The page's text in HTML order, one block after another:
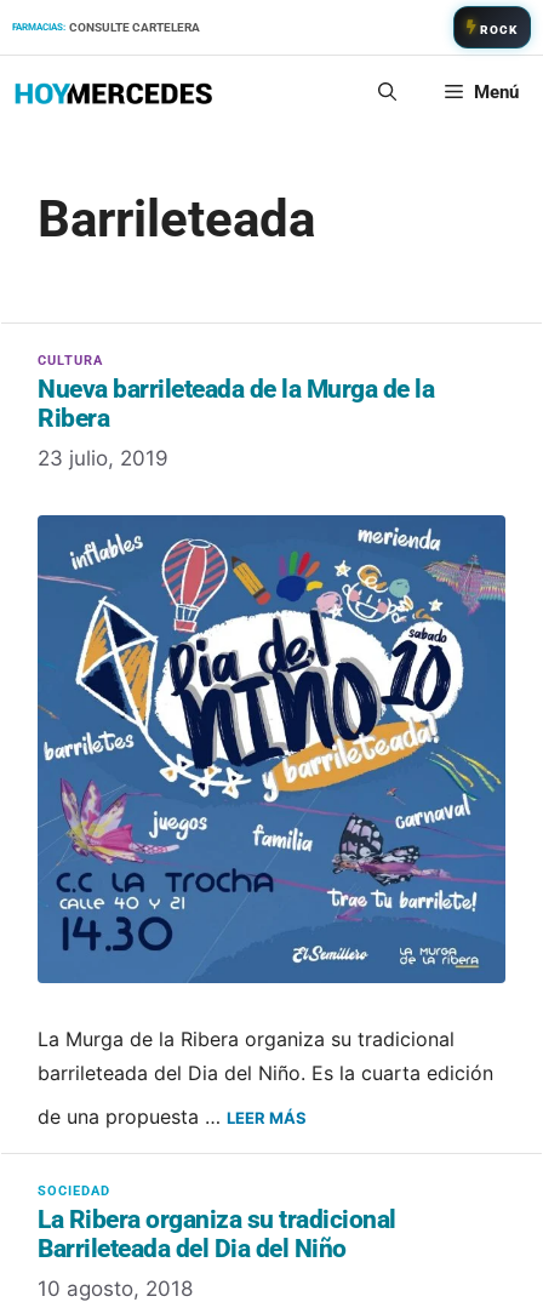
FARMACIAS: CONSULTE CARTELERA ROCK
Menú
Barrileteada
Nueva barrileteada de la Murga de la
Ribera
23 julio, 2019
La Murga de la Ribera organiza su tradicional
barrileteada del Dia del Niño. Es la cuarta edición
de una propuesta … LEER MÁS
La Ribera organiza su tradicional
Barrileteada del Dia del Niño
10 agosto, 2018